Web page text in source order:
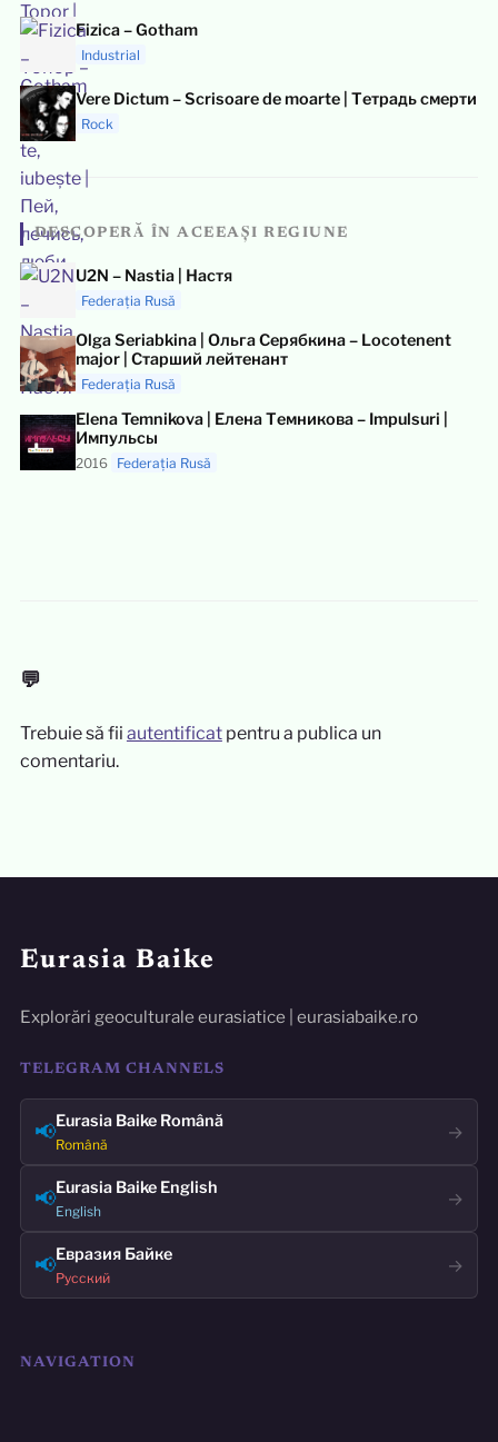
Fizica – Gotham
Industrial
Vere Dictum – Scrisoare de moarte | Тетрадь смерти
Rock
DESCOPERĂ ÎN ACEEAȘI REGIUNE
U2N – Nastia | Настя
Federația Rusă
Olga Seriabkina | Ольга Серябкина – Locotenent
major | Старший лейтенант
Federația Rusă
Elena Temnikova | Елена Темникова – Impulsuri |
Импульсы
2016 Federația Rusă
💬
Trebuie să fii autentificatpentru a publica un
comentariu.
Eurasia Baike
Explorări geoculturale eurasiatice | eurasiabaike.ro
TELEGRAM CHANNELS
📢Eurasia Baike Română
Română
→
📢Eurasia Baike English
English
→
📢Евразия Байке
Русский
→
NAVIGATION